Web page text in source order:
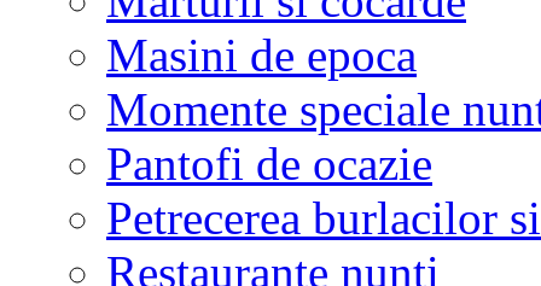
Masini de epoca
Momente speciale
Pantofi de ocazie
Petrecerea burlacilor
Restaurante nunti